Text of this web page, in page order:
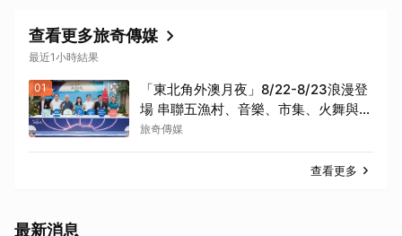
查看更多旅奇傳媒
最近1小時結果
01
「東北角外澳月夜」8/22-8/23浪漫登
場 串聯五漁村、音樂、市集、火舞與慢
旅共度夏夜
旅奇傳媒
查看更多
最新消息